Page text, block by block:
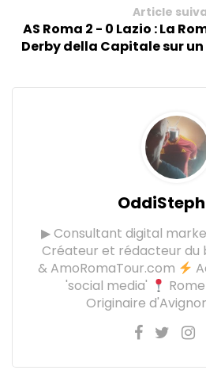
Article
AS Roma 2 - 0 Lazio : La
Derby della Capitale sur
▶ Consultant digital
Créateur et rédacteur du
& AmoRomaTour.com
'social media'
Originaire